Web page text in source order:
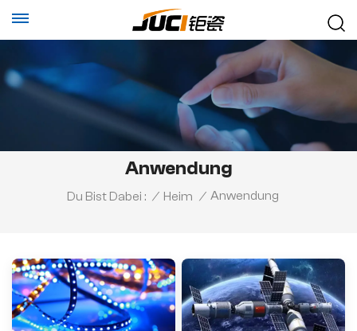
Anwendung
Du Bist Dabei : / Heim / Anwendung